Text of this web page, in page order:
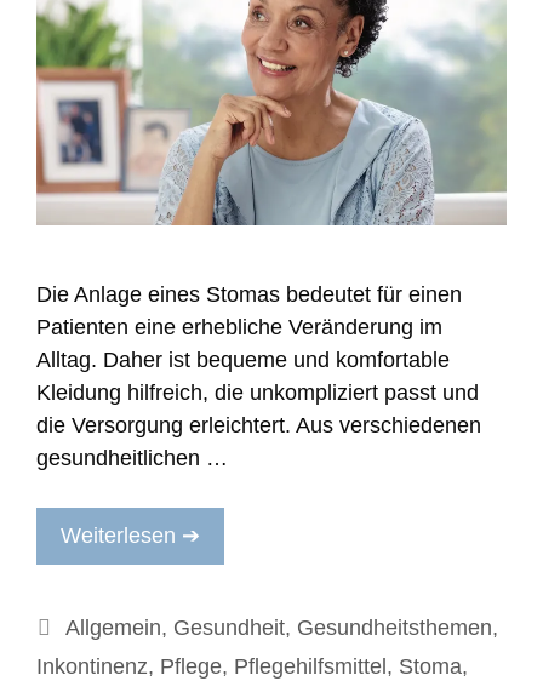
Die Anlage eines Stomas bedeutet für einen
Patienten eine erhebliche Veränderung im
Alltag. Daher ist bequeme und komfortable
Kleidung hilfreich, die unkompliziert passt und
die Versorgung erleichtert. Aus verschiedenen
gesundheitlichen …
Weiterlesen ➔
Kategorien
Allgemein, Gesundheit, Gesundheitsthemen,
Inkontinenz, Pflege, Pflegehilfsmittel , Stoma,